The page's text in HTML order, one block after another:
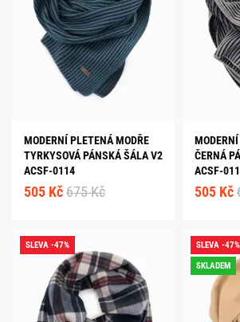
MODERNÍ PLETENÁ MODŘE
TYRKYSOVÁ PÁNSKÁ ŠÁLA V2
ACSF-0114
505 Kč 675 Kč
ČERNÁ
ACSF-
505 Kč
SLEVA -47%
SLEVA -47%
SKLADEM